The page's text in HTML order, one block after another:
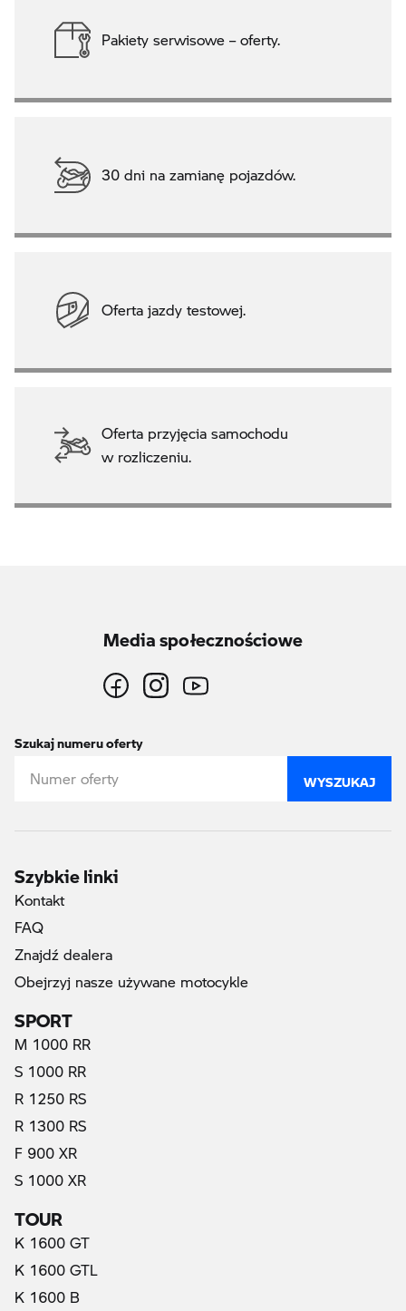
Pakiety serwisowe – oferty.
30 dni na zamianę pojazdów.
Oferta jazdy testowej.
Oferta przyjęcia samochodu
w rozliczeniu.
Media społecznościowe
Szukaj numeru oferty
WYSZUKAJ
Szybkie linki
Kontakt
FAQ
Znajdź dealera
Obejrzyj nasze używane motocykle
SPORT
M 1000 RR
S 1000 RR
R 1250 RS
R 1300 RS
F 900 XR
S 1000 XR
TOUR
K 1600 GT
K 1600 GTL
K 1600 B